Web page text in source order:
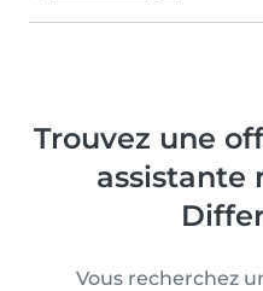
Trouvez une
assistante
Vous recherchez